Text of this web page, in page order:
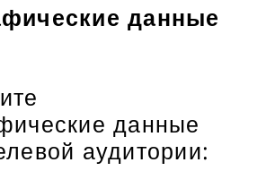
данные
данные
аудитории: